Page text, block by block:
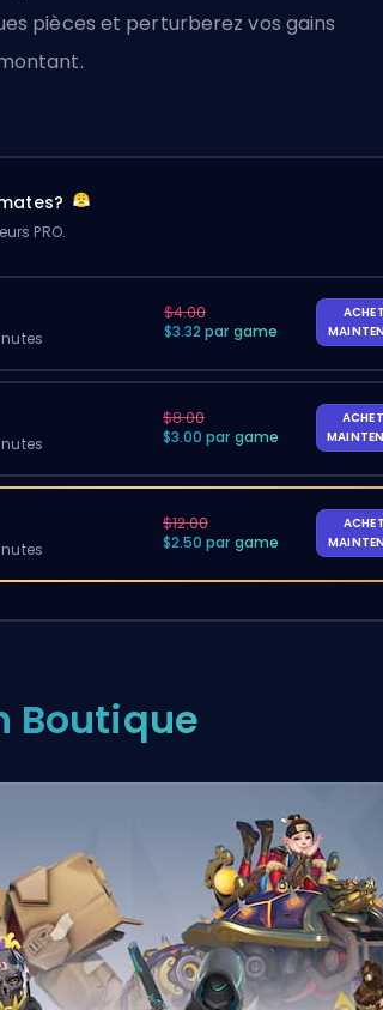
pièces et perturberez vos gains
PRO.
$4.00
$3.32 par game
$8.00
$3.00 par game
$12.00
$2.50 par game
Boutique